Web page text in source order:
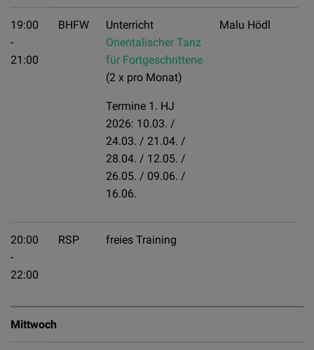
19:00
-
21:00
BHFW
Unterricht
Orientalischer Tanz
für Fortgeschrittene
(2 x pro Monat)
Termine 1. HJ
2026: 10.03. /
24.03. / 21.04. /
28.04. / 12.05. /
26.05. / 09.06. /
16.06.
Malu Hödl
20:00
-
22:00
RSP freies Training
Mittwoch